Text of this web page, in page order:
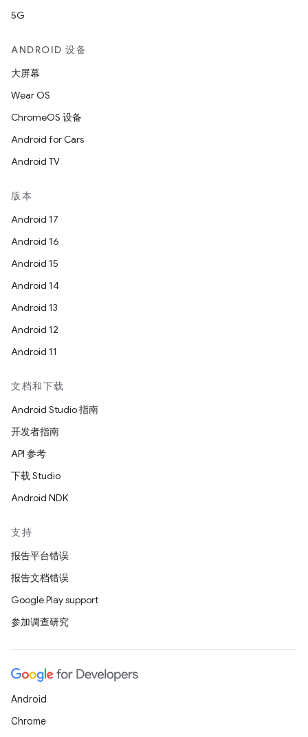
5G
ANDROID 设备
大屏幕
Wear OS
ChromeOS 设备
Android for Cars
Android TV
版本
Android 17
Android 16
Android 15
Android 14
Android 13
Android 12
Android 11
文档和下载
Android Studio 指南
开发者指南
API 参考
下载 Studio
Android NDK
支持
报告平台错误
报告文档错误
Google Play support
参加调查研究
Android
Chrome